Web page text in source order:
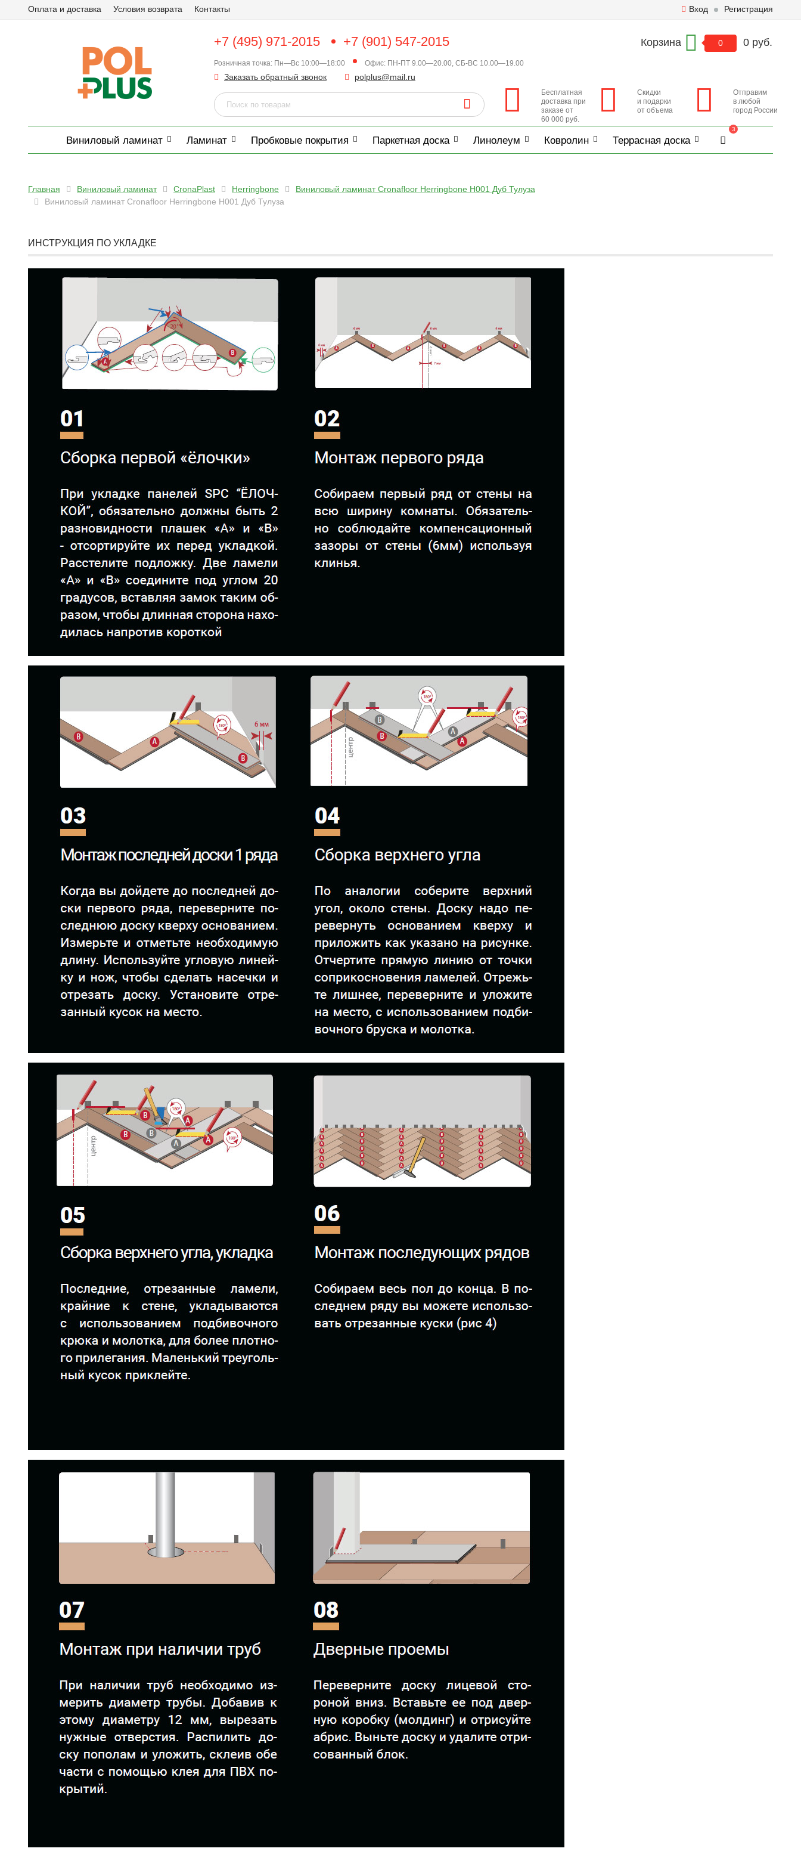
Оплата и доставка Условия возврата Контакты Вход Регистрация
+7 (495) 971-2015 +7 (901) 547-2015
Розничная точка: Пн—Вс 10:00—18:00 Офис: ПН-ПТ 9.00—20.00, СБ-ВС 10.00—19.00
Заказать обратный звонок polplus@mail.ru
Корзина 0 0 руб.
Бесплатная
доставка при
заказе от
60 000 руб.
Скидки
и подарки
от объема
Отправим
в любой
город России
Виниловый ламинат Ламинат Пробковые покрытия Паркетная доска Линолеум Ковролин Террасная доска
3
Главная Виниловый ламинат CronaPlast Herringbone
Виниловый ламинат Cronafloor Herringbone H001 Дуб Тулуза
Виниловый ламинат Cronafloor Herringbone H001 Дуб Тулуза
ИНСТРУКЦИЯ ПО УКЛАДКЕ